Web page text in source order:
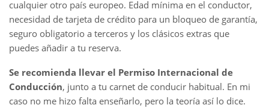
cualquier otro país europeo. Edad mínima en el conductor,
necesidad de tarjeta de crédito para un bloqueo de garantía,
seguro obligatorio a terceros y los clásicos extras que
puedes añadir a tu reserva.
Se recomienda llevar el Permiso Internacional de
Conducción, junto a tu carnet de conducir habitual. En mi
caso no me hizo falta enseñarlo, pero la teoría así lo dice.